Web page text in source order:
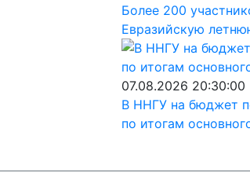
Более 200
Евразийскую
07.08.2026 20:30:00
В ННГУ на бюджет
по итогам